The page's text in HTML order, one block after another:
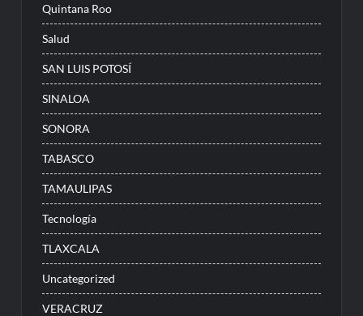
Quintana Roo
Salud
SAN LUIS POTOSÍ
SINALOA
SONORA
TABASCO
TAMAULIPAS
Tecnología
TLAXCALA
Uncategorized
VERACRUZ